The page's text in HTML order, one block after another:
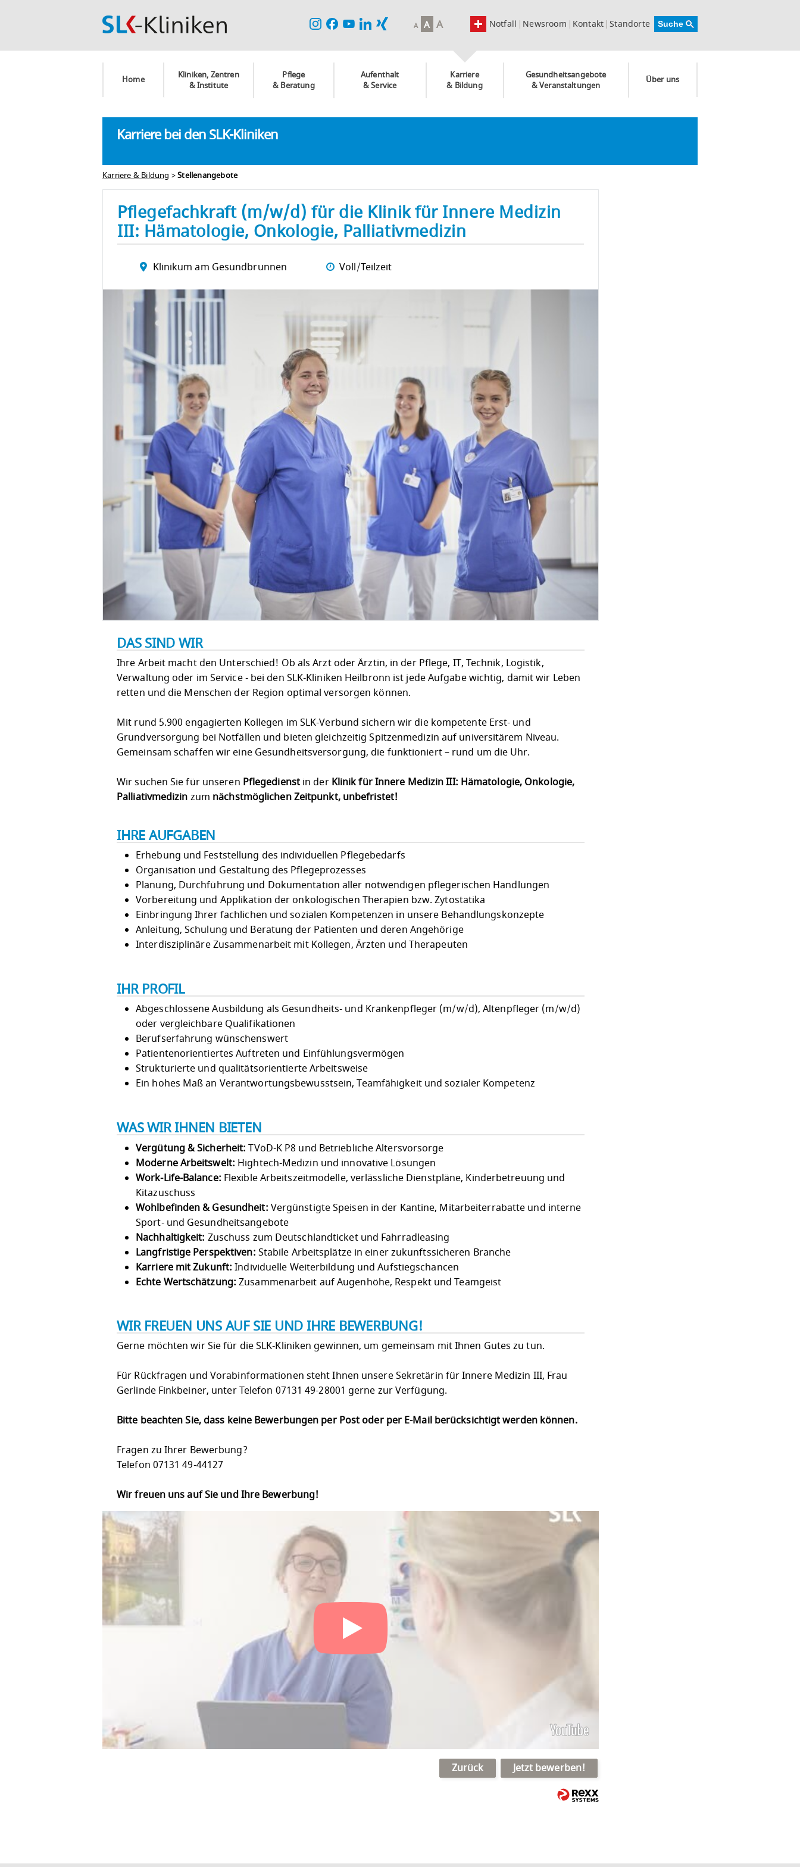
Newsroom Kontakt Standorte
Notfall
A A A
Home
Kliniken, Zentren
& Institute
Pflege
& Beratung
Aufenthalt
& Service
Karriere
& Bildung
Gesundheitsangebote
& Veranstaltungen
Über uns
Karriere bei den SLK-Kliniken
Karriere & Bildung >Stellenangebote
Pflegefachkraft (m/w/d) für die Klinik für Innere Medizin
III: Hämatologie, Onkologie, Palliativmedizin
Klinikum am Gesundbrunnen Voll/Teilzeit
DAS SIND WIR
Ihre Arbeit macht den Unterschied! Ob als Arzt oder Ärztin, in der Pflege, IT, Technik, Logistik,
Verwaltung oder im Service - bei den SLK-Kliniken Heilbronn ist jede Aufgabe wichtig, damit wir Leben
retten und die Menschen der Region optimal versorgen können.
Mit rund 5.900 engagierten Kollegen im SLK-Verbund sichern wir die kompetente Erst- und
Grundversorgung bei Notfällen und bieten gleichzeitig Spitzenmedizin auf universitärem Niveau.
Gemeinsam schaffen wir eine Gesundheitsversorgung, die funktioniert – rund um die Uhr.
Wir suchen Sie für unseren Pflegedienst in der Klinik für Innere Medizin III: Hämatologie, Onkologie,
Palliativmedizin zum nächstmöglichen Zeitpunkt, unbefristet!
IHRE AUFGABEN
Erhebung und Feststellung des individuellen Pflegebedarfs
Organisation und Gestaltung des Pflegeprozesses
Planung, Durchführung und Dokumentation aller notwendigen pflegerischen Handlungen
Vorbereitung und Applikation der onkologischen Therapien bzw. Zytostatika
Einbringung Ihrer fachlichen und sozialen Kompetenzen in unsere Behandlungskonzepte
Anleitung, Schulung und Beratung der Patienten und deren Angehörige
Interdisziplinäre Zusammenarbeit mit Kollegen, Ärzten und Therapeuten
IHR PROFIL
Abgeschlossene Ausbildung als Gesundheits- und Krankenpfleger (m/w/d), Altenpfleger (m/w/d)
oder vergleichbare Qualifikationen
Berufserfahrung wünschenswert
Patientenorientiertes Auftreten und Einfühlungsvermögen
Strukturierte und qualitätsorientierte Arbeitsweise
Ein hohes Maß an Verantwortungsbewusstsein, Teamfähigkeit und sozialer Kompetenz
WAS WIR IHNEN BIETEN
Vergütung & Sicherheit: TVöD-K P8 und Betriebliche Altersvorsorge
Moderne Arbeitswelt: Hightech-Medizin und innovative Lösungen
Work-Life-Balance: Flexible Arbeitszeitmodelle, verlässliche Dienstpläne, Kinderbetreuung und
Kitazuschuss
Wohlbefinden & Gesundheit: Vergünstigte Speisen in der Kantine, Mitarbeiterrabatte und interne
Sport- und Gesundheitsangebote
Nachhaltigkeit: Zuschuss zum Deutschlandticket und Fahrradleasing
Langfristige Perspektiven: Stabile Arbeitsplätze in einer zukunftssicheren Branche
Karriere mit Zukunft: Individuelle Weiterbildung und Aufstiegschancen
Echte Wertschätzung: Zusammenarbeit auf Augenhöhe, Respekt und Teamgeist
WIR FREUEN UNS AUF SIE UND IHRE BEWERBUNG!
Gerne möchten wir Sie für die SLK-Kliniken gewinnen, um gemeinsam mit Ihnen Gutes zu tun.
Für Rückfragen und Vorabinformationen steht Ihnen unsere Sekretärin für Innere Medizin III, Frau
Gerlinde Finkbeiner, unter Telefon 07131 49-28001 gerne zur Verfügung.
Bitte beachten Sie, dass keine Bewerbungen per Post oder per E-Mail berücksichtigt werden können.
Fragen zu Ihrer Bewerbung?
Telefon 07131 49-44127
Wir freuen uns auf Sie und Ihre Bewerbung!
Zurück Jetzt bewerben!